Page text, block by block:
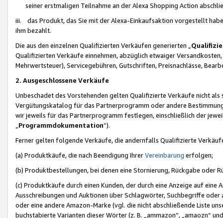
seiner erstmaligen Teilnahme an der Alexa Shopping Action
iii. das Produkt, das Sie mit der Alexa-Einkaufsaktion vorgestellt
ihm bezahlt.
Die aus den einzelnen Qualifizierten Verkäufen generierten „
Qualifizierten Verkäufe einnehmen, abzüglich etwaiger
Mehrwertsteuer), Servicegebühren, Gutschriften, Preisnachlässe,
2. Ausgeschlossene Verkäufe
Unbeschadet des Vorstehenden gelten Qualifizierte Verkäufe nicht
Vergütungskatalog für das Partnerprogramm oder andere
wir jeweils für das Partnerprogramm festlegen, einschließlich der
Programmdokumentation“).
Ferner gelten folgende Verkäufe, die andernfalls Qualifizierte
(a) Produktkäufe, die nach Beendigung IhrerVereinbarung erfolgen;
(b) Produktbestellungen, bei denen eine Stornierung, Rückgabe oder
(c) Produktkäufe durch einen Kunden, der durch eine Anzeige auf
Ausschreibungen und Auktionen über Schlagwörter, Suchbegriffe
oder eine andere Amazon-Marke (vgl. die nicht abschließende Liste
buchstabierte Varianten dieser Wörter (z. B. „ammazon“, „amaozn“